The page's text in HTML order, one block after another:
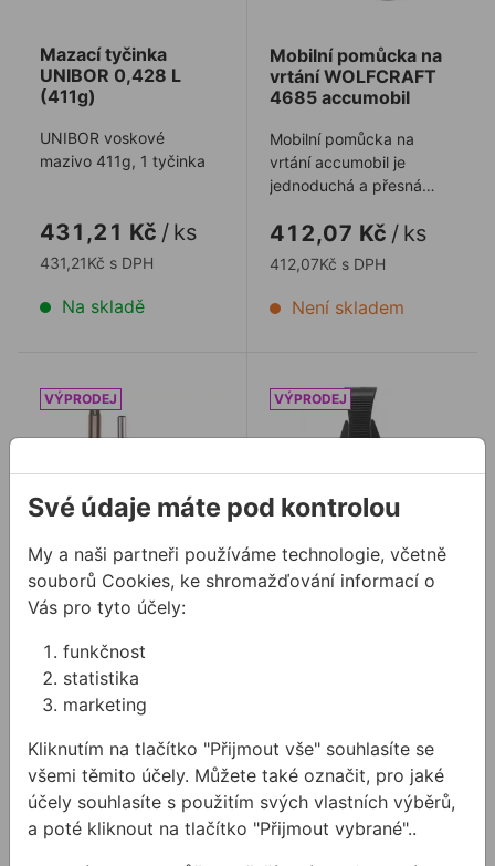
Mazací tyčinka
UNIBOR 0,428 L
(411g)
UNIBOR voskové
mazivo 411g, 1 tyčinka
431,21 Kč / ks
431,21Kč s DPH
Na skladě
Mobilní pomůcka na
vrtání WOLFCRAFT
4685 accumobil
Mobilní pomůcka na
vrtání accumobil je
jednoduchá a přesná
vrtáníe vertikálních ot ...
412,07 Kč / ks
412,07Kč s DPH
Není skladem
Sklučidlo BOSCH so stopkou SDS
Sklučidlo BOSCH so
stopkou SDS
Skľučovadlo na kľúč je
jednoduché a spoľahlivé
vrtákov pri akomkoľvek
druhu pr ...
2913,20 Kč
1456,60 Kč / ks
1 456,60Kč s DPH
Vodicí šablona BOSCH na
752,74 Kč
376,37 Kč /ks
376,37Kč s DPH
Na skladě
Své údaje máte pod kontrolou
My a naši partneři používáme technologie, včetně
souborů Cookies, ke shromažďování informací o
Vás pro tyto účely:
funkčnost
statistika
marketing
Kliknutím na tlačítko "Přijmout vše" souhlasíte se
všemi těmito účely. Můžete také označit, pro jaké
účely souhlasíte s použitím svých vlastních výběrů,
a poté kliknout na tlačítko "Přijmout vybrané"..